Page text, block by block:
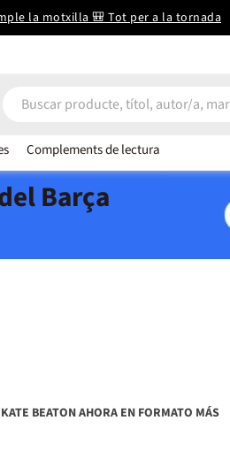
la motxilla 🎒 Tot per a la tornada
Complements de lectura
Barça
BEATON AHORA EN FORMATO MÁS